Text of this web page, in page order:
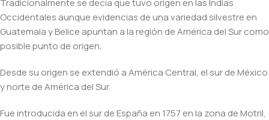
Tradicionalmente se decía que tuvo origen en las Indias
Occidentales aunque evidencias de una variedad silvestre en
Guatemala y Belice apuntan a la región de América del Sur como
posible punto de origen.
Desde su origen se extendió a América Central, el sur de México
y norte de América del Sur.
Fue introducida en el sur de España en 1757 en la zona de Motril,